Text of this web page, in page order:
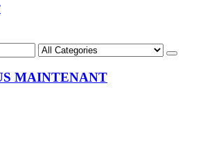
MAINTENANT